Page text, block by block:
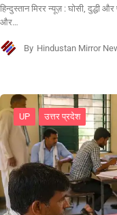
हिन्दुस्तान मिरर न्यूज़ : घोसी, दुद्धी
और…
By Hindustan Mirror
UP उत्तर प्रदेश